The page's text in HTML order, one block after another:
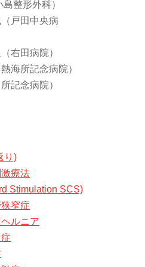
整形外科）
戸田中央病
右田病院）
海所記念病院）
記念病院）
り)
療法
Stimulation SCS)
窄症
ルニア